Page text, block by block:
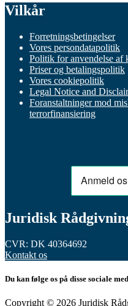
Vilkår
Forretningsbetingelser
Vores persondatapolitik
Politik for anvendelse af
Priser og betalingspolitik
Vores cookiepolitik
Legal Notice and
Foranstaltninger mod
terrorfinansiering
Juridisk
CVR: DK 40364692
Kontakt os
Du kan følge os på disse sociale
Copyright © 2026 Juridisk